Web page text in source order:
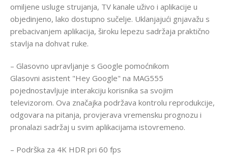
omiljene usluge strujanja, TV kanale uživo i aplikacije u
objedinjeno, lako dostupno sučelje. Uklanjajući gnjavažu s
prebacivanjem aplikacija, široku lepezu sadržaja praktično
stavlja na dohvat ruke.
– Glasovno upravljanje s Google pomoćnikom
Glasovni asistent "Hey Google" na MAG555
pojednostavljuje interakciju korisnika sa svojim
televizorom. Ova značajka podržava kontrolu reprodukcije,
odgovara na pitanja, provjerava vremensku prognozu i
pronalazi sadržaj u svim aplikacijama istovremeno.
– Podrška za 4K HDR pri 60 fps